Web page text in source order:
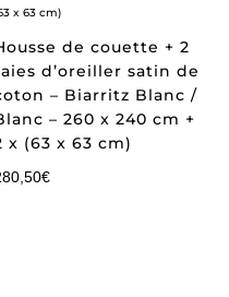
de couette + 2
d’oreiller satin de
– Biarritz Blanc /
– 260 x 240 cm +
x (63 x 63 cm)
€